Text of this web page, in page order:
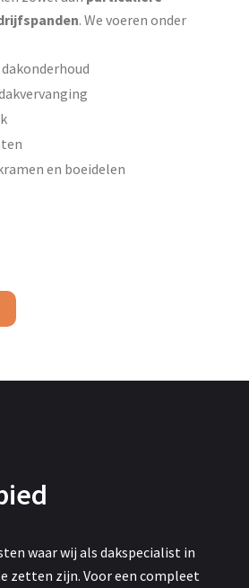
. We voeren onder
en boeidelen
waar wij als dakspecialist in
zetten zijn. Voor een compleet